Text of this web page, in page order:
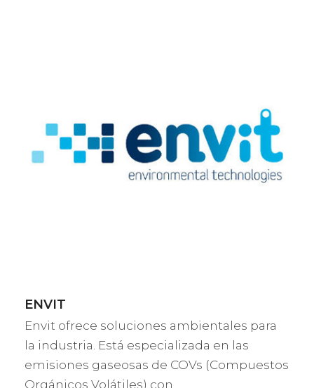
ENVIT
Envit ofrece soluciones ambientales para
la industria. Está especializada en las
emisiones gaseosas de COVs (Compuestos
Orgánicos Volátiles) con